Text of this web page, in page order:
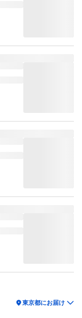
location_on東京都にお届け